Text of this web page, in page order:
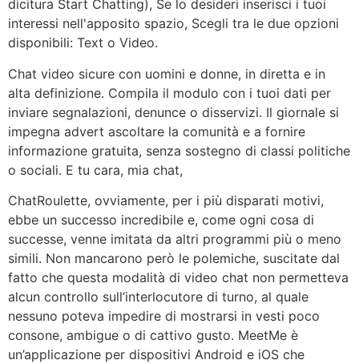
dicitura Start Chatting), Se lo desideri inserisci i tuoi
interessi nell'apposito spazio, Scegli tra le due opzioni
disponibili: Text o Video.
Chat video sicure con uomini e donne, in diretta e in
alta definizione. Compila il modulo con i tuoi dati per
inviare segnalazioni, denunce o disservizi. Il giornale si
impegna advert ascoltare la comunità e a fornire
informazione gratuita, senza sostegno di classi politiche
o sociali. E tu cara, mia chat,
ChatRoulette, ovviamente, per i più disparati motivi,
ebbe un successo incredibile e, come ogni cosa di
successe, venne imitata da altri programmi più o meno
simili. Non mancarono però le polemiche, suscitate dal
fatto che questa modalità di video chat non permetteva
alcun controllo sull’interlocutore di turno, al quale
nessuno poteva impedire di mostrarsi in vesti poco
consone, ambigue o di cattivo gusto. MeetMe è
un’applicazione per dispositivi Android e iOS che